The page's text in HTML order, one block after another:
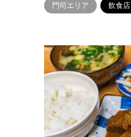
門司エリア 飲食